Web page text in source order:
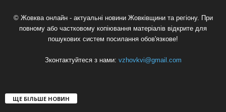
© Жовква онлайн - актуальні новини Жовківщини та регіону. При
повному або частковому копіювання матеріалів відкрите для
пошукових систем посилання обов'язкове!
Зконтактуйтеся з нами: vzhovkvi@gmail.com
ЩЕ БІЛЬШЕ НОВИН